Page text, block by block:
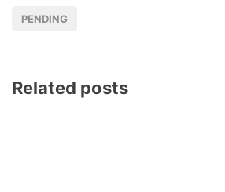
PENDING
Related posts